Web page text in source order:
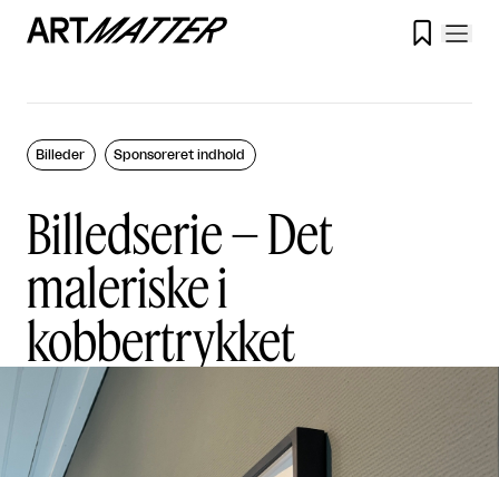

Billedserie – Det
maleriske i
kobbertrykket
Billeder Sponsoreret indhold